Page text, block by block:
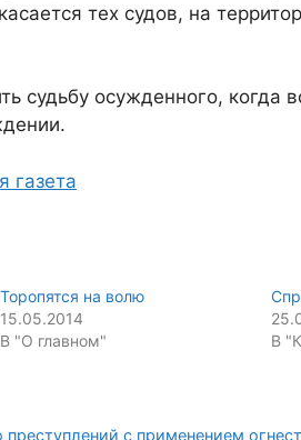
тех судов, на
судьбу осужденного, когда
газета
Торопятся на волю
15.05.2014
В "О главном"
В
с применением